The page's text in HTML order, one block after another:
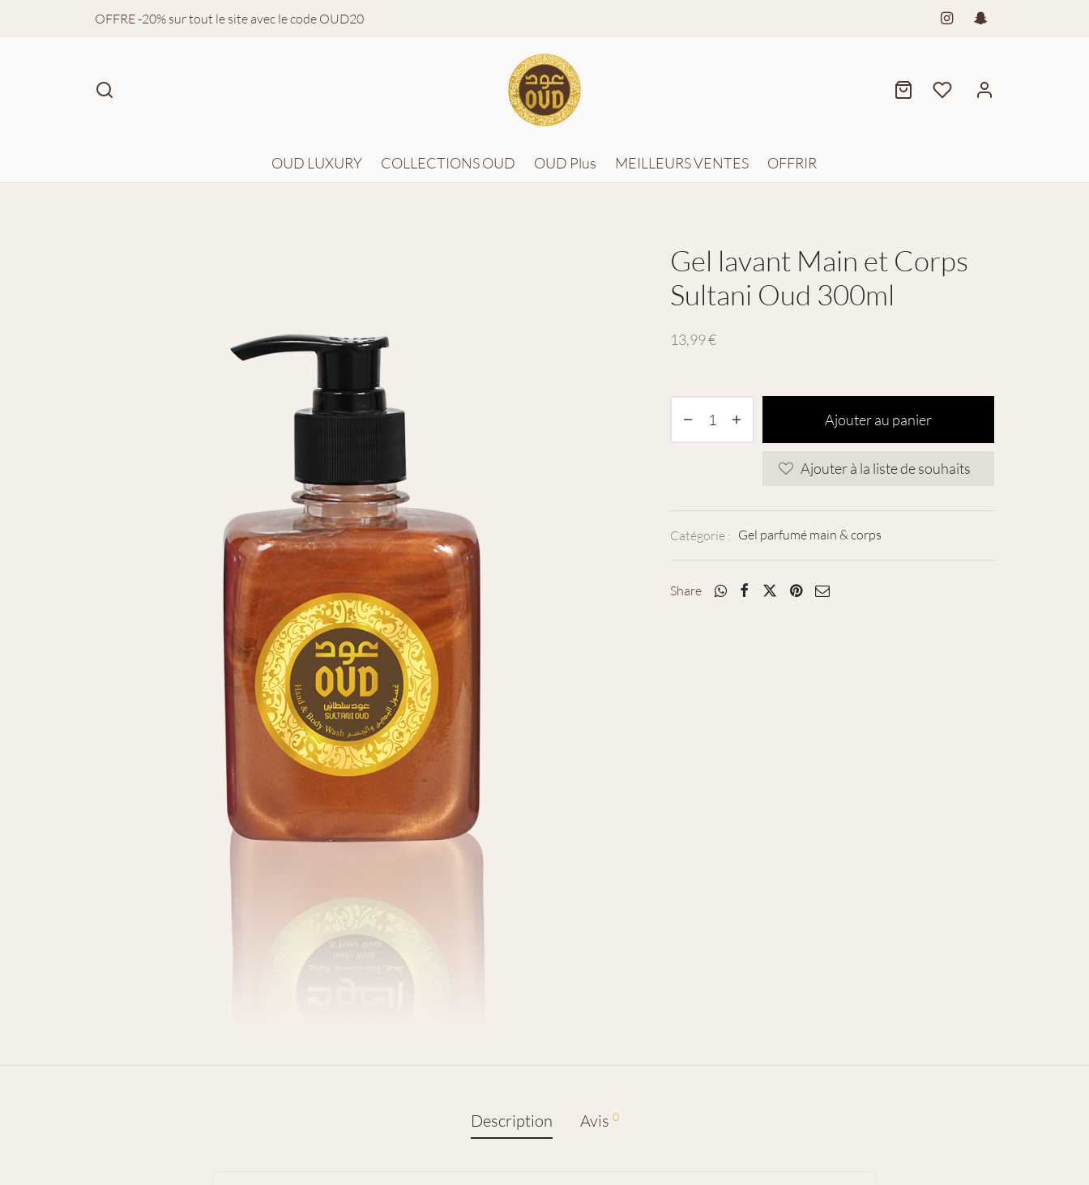
OFFRE -20% sur tout le site avec le code OUD20
OUD LUXURY COLLECTIONS OUD OUD Plus MEILLEURS VENTES OFFRIR
Gel lavant Main et Corps
Sultani Oud 300ml
13,99€
Ajouter au panier
Ajouter à la liste de souhaits
Catégorie : Gel parfumé main & corps
Share
Description Avis 0